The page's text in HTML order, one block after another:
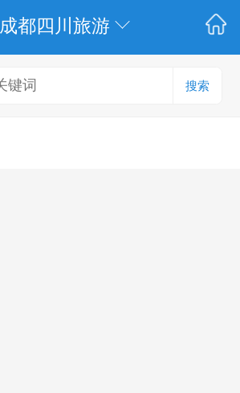
成都四川旅游
搜索